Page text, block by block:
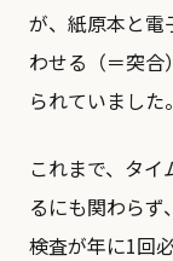
が、紙原本と電
わせる（＝突合
られていました。
これまで、タ
るにも関わら
検査が年に1回